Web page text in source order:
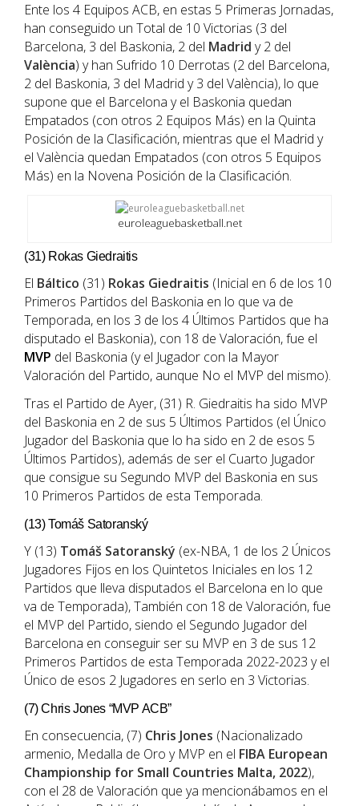
Ente los 4 Equipos ACB, en estas 5 Primeras Jornadas,
han conseguido un Total de 10 Victorias (3 del
Barcelona, 3 del Baskonia, 2 del Madrid y 2 del
València) y han Sufrido 10 Derrotas (2 del Barcelona,
2 del Baskonia, 3 del Madrid y 3 del València), lo que
supone que el Barcelona y el Baskonia quedan
Empatados (con otros 2 Equipos Más) en la Quinta
Posición de la Clasificación, mientras que el Madrid y
el València quedan Empatados (con otros 5 Equipos
Más) en la Novena Posición de la Clasificación.
euroleaguebasketball.net
(31) Rokas Giedraitis
El Báltico (31) Rokas Giedraitis (Inicial en 6 de los 10
Primeros Partidos del Baskonia en lo que va de
Temporada, en los 3 de los 4 Últimos Partidos que ha
disputado el Baskonia), con 18 de Valoración, fue el
MVP del Baskonia (y el Jugador con la Mayor
Valoración del Partido, aunque No el MVP del mismo).
Tras el Partido de Ayer, (31) R. Giedraitis ha sido MVP
del Baskonia en 2 de sus 5 Últimos Partidos (el Único
Jugador del Baskonia que lo ha sido en 2 de esos 5
Últimos Partidos), además de ser el Cuarto Jugador
que consigue su Segundo MVP del Baskonia en sus
10 Primeros Partidos de esta Temporada.
(13) Tomáš Satoranský
Y (13) Tomáš Satoranský (ex-NBA, 1 de los 2 Únicos
Jugadores Fijos en los Quintetos Iniciales en los 12
Partidos que lleva disputados el Barcelona en lo que
va de Temporada), También con 18 de Valoración, fue
el MVP del Partido, siendo el Segundo Jugador del
Barcelona en conseguir ser su MVP en 3 de sus 12
Primeros Partidos de esta Temporada 2022-2023 y el
Único de esos 2 Jugadores en serlo en 3 Victorias.
(7) Chris Jones “MVP ACB”
En consecuencia, (7) Chris Jones (Nacionalizado
armenio, Medalla de Oro y MVP en el FIBA European
Championship for Small Countries Malta, 2022),
con el 28 de Valoración que ya mencionábamos en el